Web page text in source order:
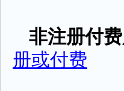
非注册付费
册或付费